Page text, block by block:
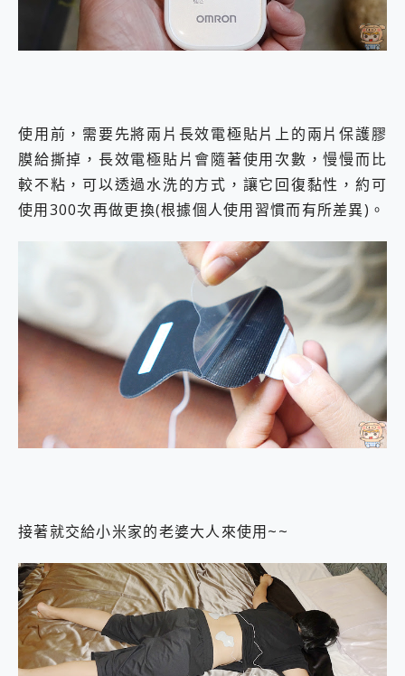
使用前，需要先將兩片長效電極貼片上的兩片保護膠
膜給撕掉，長效電極貼片會隨著使用次數，慢慢而比
較不粘，可以透過水洗的方式，讓它回復黏性，約可
使用300次再做更換(根據個人使用習慣而有所差異)。
接著就交給小米家的老婆大人來使用~~